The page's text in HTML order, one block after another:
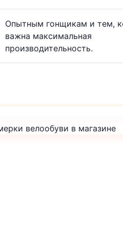
Опытным гонщикам и тем,
важна максимальная
производительность.